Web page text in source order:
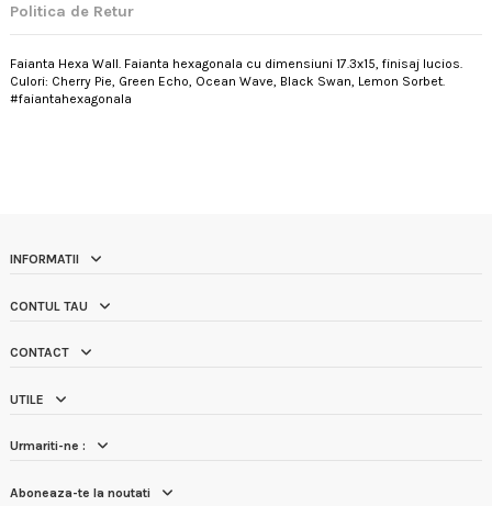
Politica de Retur
Faianta Hexa Wall. Faianta hexagonala cu dimensiuni 17.3x15, finisaj lucios.
Culori: Cherry Pie, Green Echo, Ocean Wave, Black Swan, Lemon Sorbet.
#faiantahexagonala
INFORMATII
CONTUL TAU
CONTACT
UTILE
Urmariti-ne :
Aboneaza-te la noutati